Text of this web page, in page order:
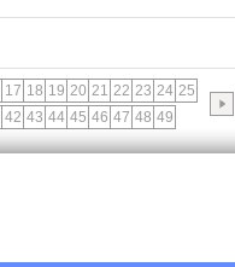
17 18 19 20 21 22 23 24 25
42 43 44 45 46 47 48 49